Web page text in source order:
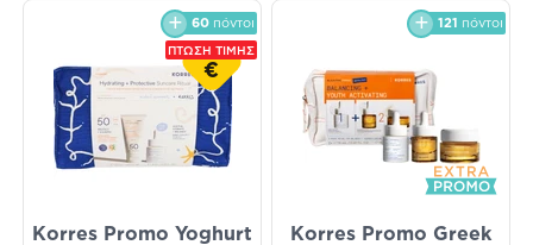
60 πόντοι
ΠΤΩΣΗ ΤΙΜΗΣ
€
Korres Promo Yoghurt
121 πόντοι
Korres Promo Greek